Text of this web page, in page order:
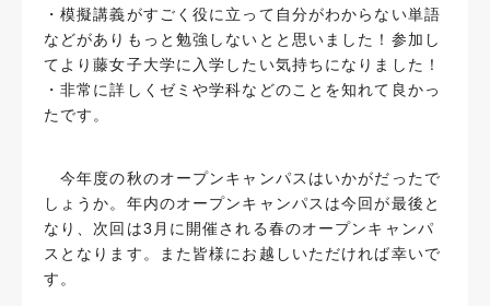
・模擬講義がすごく役に立って自分がわからない単語
などがありもっと勉強しないとと思いました！参加し
てより藤女子大学に入学したい気持ちになりました！
・非常に詳しくゼミや学科などのことを知れて良かっ
たです。
今年度の秋のオープンキャンパスはいかがだったで
しょうか。年内のオープンキャンパスは今回が最後と
なり、次回は3月に開催される春のオープンキャンパ
スとなります。また皆様にお越しいただければ幸いで
す。